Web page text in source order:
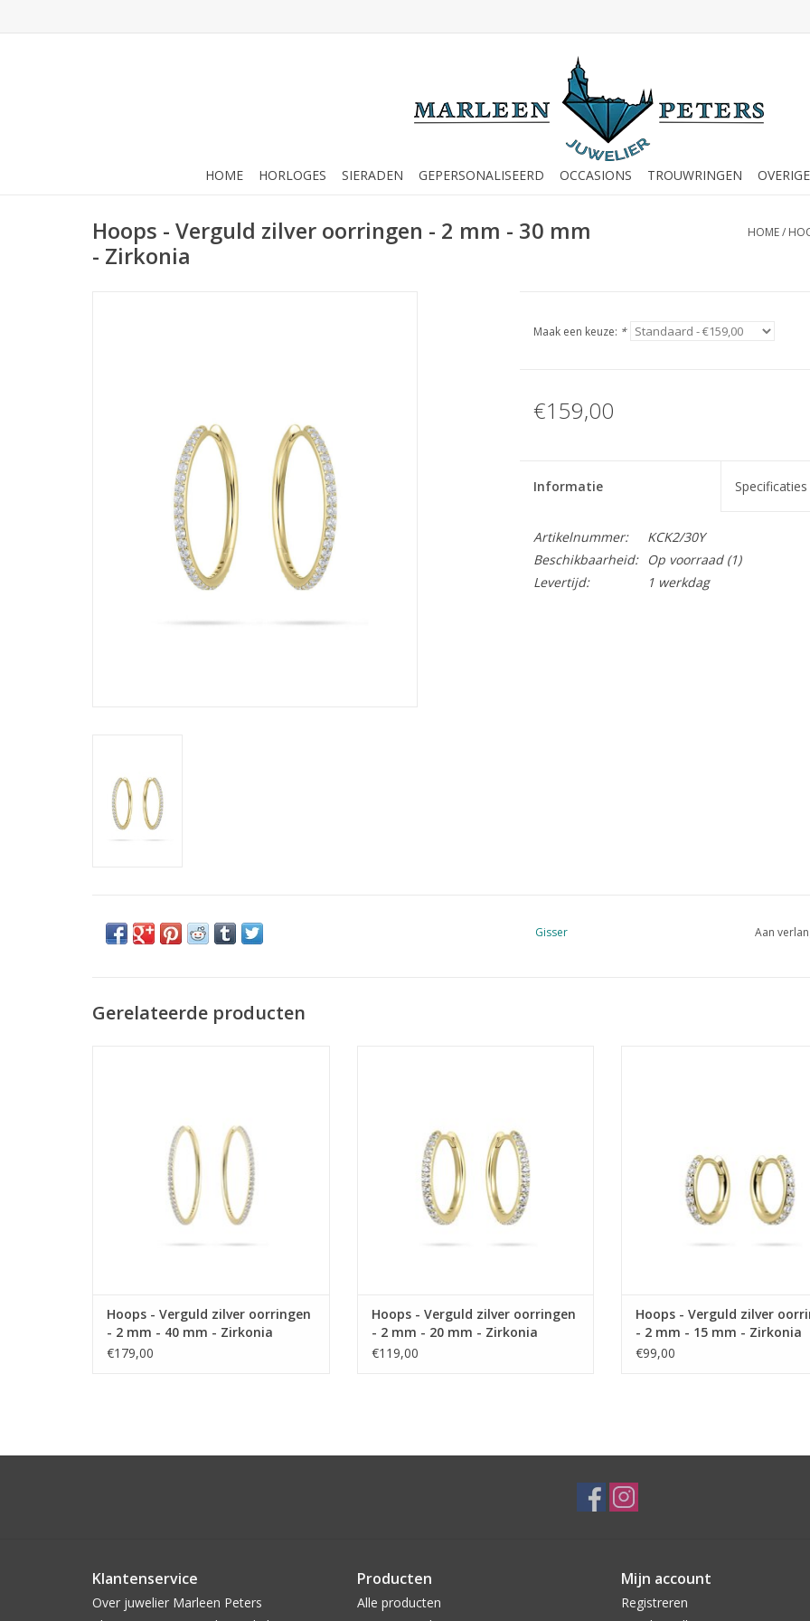
HOME HORLOGES SIERADEN GEPERSONALISEERD OCCASIONS TROUWRINGEN OVERIGE
Hoops - Verguld zilver oorringen - 2 mm - 30 mm
- Zirkonia
HOME/
Maak een keuze: *
€159,00
Informatie Specificaties
Artikelnummer:
KCK2/30Y
Beschikbaarheid:
Op voorraad(1)
Levertijd:
1 werkdag
Gisser Aan
Gerelateerde producten
Hoops - Verguld zilver oorringen
- 2 mm - 40 mm - Zirkonia
€179,00
Hoops - Verguld zilver oorringen
- 2 mm - 20 mm - Zirkonia
€119,00
Hoops - Verguld zilver
- 2 mm - 15 mm - Zirkonia
€99,00
Klantenservice
Over juwelier Marleen Peters
Producten
Alle producten
Mijn account
Registreren